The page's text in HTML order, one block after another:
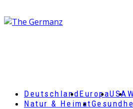
DeutschlandEuropaUSA
Natur & Heimat